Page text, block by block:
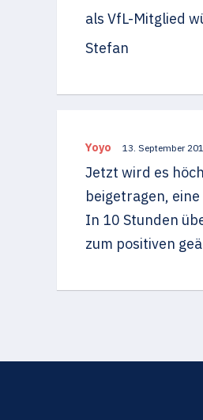
als VfL-Mitglied
Stefan
Yoyo 13. September
Jetzt wird es
beigetragen,
In 10 Stunden
zum positiven